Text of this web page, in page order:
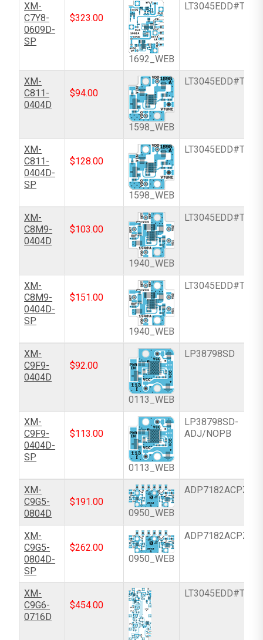
XM-
C7Y8-
0609D-
SP
$323.00
1692_WEB
XM-
C811-
0404D
$94.00
1598_WEB
XM-
C811-
0404D-
SP
$128.00
1598_WEB
XM-
C8M9-
0404D
$103.00
1940_WEB
XM-
C8M9-
0404D-
SP
$151.00
1940_WEB
XM-
C9F9-
0404D
$92.00
0113_WEB
LP38798SD
XM-
C9F9-
0404D-
SP
$113.00
0113_WEB
LP38798SD-
ADJ/NOPB
XM-
C9G5-
0804D
$191.00
0950_WEB
ADP7182ACPZ-R7
XM-
C9G5-
0804D-
SP
$262.00
0950_WEB
ADP7182ACPZ-R7
XM-
C9G6-
0716D
$454.00